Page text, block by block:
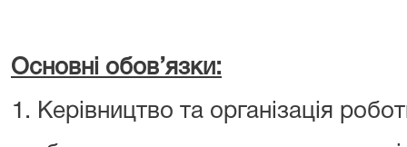
Основні обов’язки:
1. Керівництво та організація